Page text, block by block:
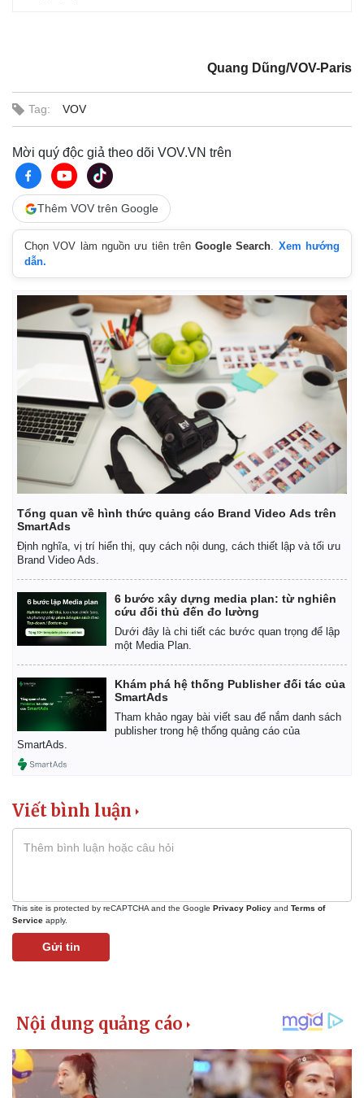
Khởi nghiệp
Tiêu dùng
Chứng khoán
Giá cà phê
Quang Dũng/VOV-Paris
Tag: VOV
Mời quý độc giả theo dõi VOV.VN trên
Thêm VOV trên Google
Chọn VOV làm nguồn ưu tiên trênGoogle Search. Xem hướng
dẫn.
Tổng quan về hình thức quảng cáo Brand Video Ads trên
SmartAds
Định nghĩa, vị trí hiển thị, quy cách nội dung, cách thiết lập và tối ưu
Brand Video Ads.
6 bước xây dựng media plan: từ nghiên
cứu đối thủ đến đo lường
Dưới đây là chi tiết các bước quan trọng để lập
một Media Plan.
Khám phá hệ thống Publisher đối tác của
SmartAds
Tham khảo ngay bài viết sau để nắm danh sách
publisher trong hệ thống quảng cáo của
SmartAds.
Viết bình luận
This site is protected by reCAPTCHA and the Google Privacy Policy and Terms of
Service apply.
Gửi tin